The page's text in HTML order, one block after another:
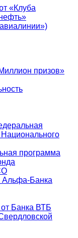
«Клуба
призов»
программа
Альфа-Банка
Банка ВТБ